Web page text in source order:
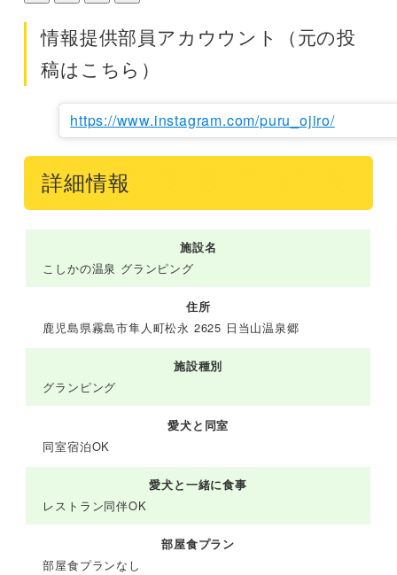
情報提供部員アカウウント（元の投
稿はこちら）
https://www.instagram.com/puru_ojiro/
詳細情報
施設名
こしかの温泉 グランピング
住所
鹿児島県霧島市隼人町松永 2625 日当山温泉郷
施設種別
グランピング
愛犬と同室
同室宿泊OK
愛犬と一緒に食事
レストラン同伴OK
部屋食プラン
部屋食プランなし